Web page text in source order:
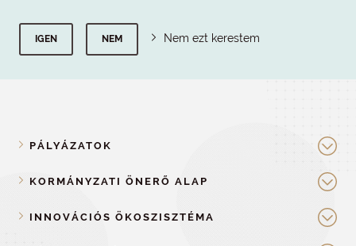
IGEN NEM Nem ezt kerestem
PÁLYÁZATOK
KORMÁNYZATI ÖNERŐ ALAP
INNOVÁCIÓS ÖKOSZISZTÉMA